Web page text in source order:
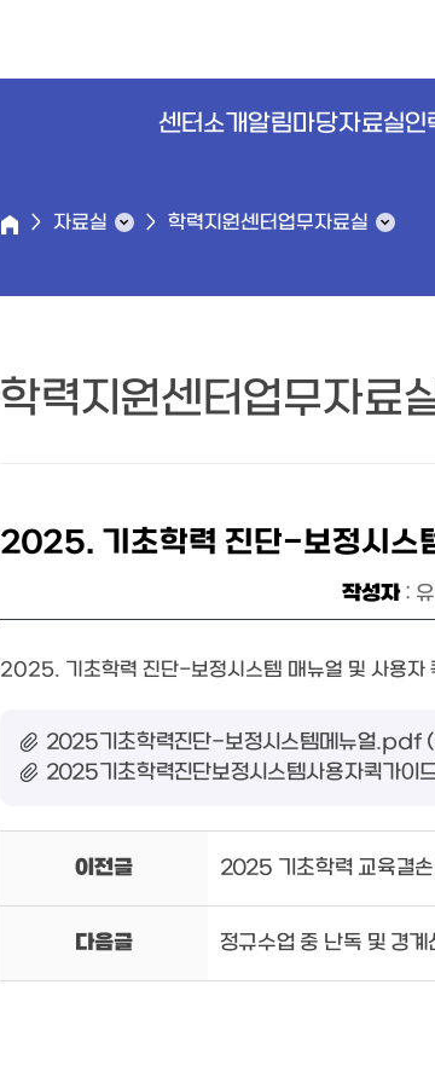
센터소개알림마당자료실인
자료실 학력지원센터업무자료실
학력지원센터업무자료
2025. 기초학력 진단-보정시스
작성자:
2025. 기초학력 진단-보정시스템 매뉴얼 및 사용자
2025기초학력진단-보정시스템메뉴얼
2025기초학력진단보정시스템사용자퀵가
이전글 2025 기초학력 교육결
다음글 정규수업 중 난독 및 경